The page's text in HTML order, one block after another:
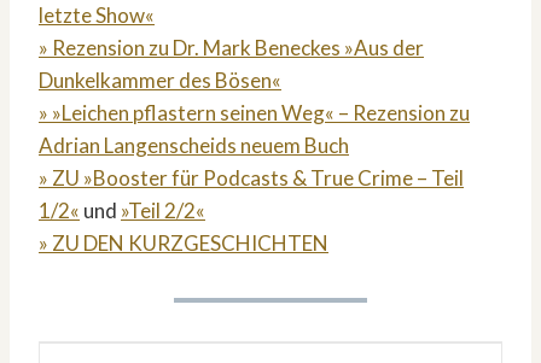
letzte Show«
» Rezension zu Dr. Mark Beneckes »Aus der
Dunkelkammer des Bösen«
» »Leichen pflastern seinen Weg« – Rezension zu
Adrian Langenscheids neuem Buch
» ZU »Booster für Podcasts & True Crime – Teil
1/2« und »Teil 2/2«
» ZU DEN KURZGESCHICHTEN